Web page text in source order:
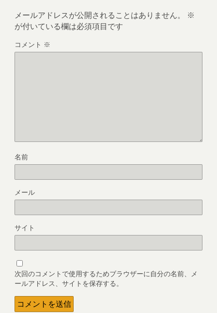
メールアドレスが公開されることはありません。
※
が付いている欄は必須項目です
コメント ※
名前
メール
サイト
次回のコメントで使用するためブラウザーに自分の名前、メ
ールアドレス、サイトを保存する。